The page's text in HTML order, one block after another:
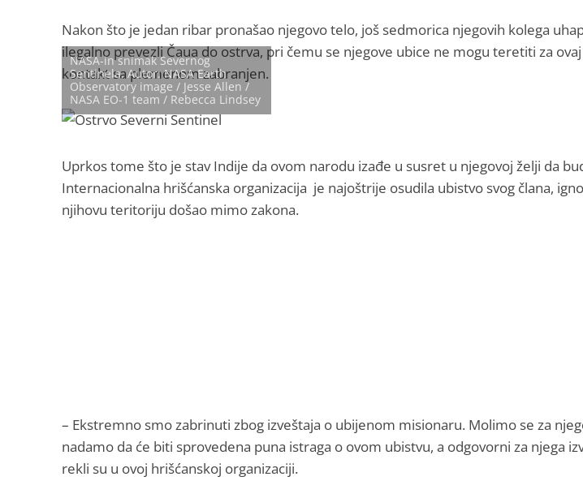
Nakon što je jedan ribar pronašao njegovo telo, još sedmorica njegovih kolega
ilegalno prevezli Čaua do ostrva, pri čemu se njegove ubice ne mogu teretiti za
kontakt sa plemenom zabranjen.
NASA-in snimak Severnog
Sentinela, Autor: NASA Earth
Observatory image / Jesse Allen /
NASA EO-1 team / Rebecca Lindsey
Uprkos tome što je stav Indije da ovom narodu izađe u susret u njegovoj želji da
Internacionalna hrišćanska organizacija je najoštrije osudila ubistvo svog člana,
njihovu teritoriju došao mimo zakona.
– Ekstremno smo zabrinuti zbog izveštaja o ubijenom misionaru. Molimo se za
nadamo da će biti sprovedena puna istraga o ovom ubistvu, a odgovorni za njega
rekli su u ovoj hrišćanskoj organizaciji.